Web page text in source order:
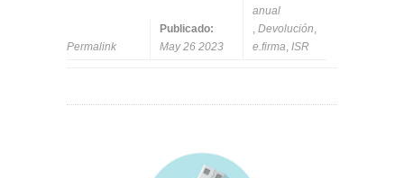
Permalink
Publicado:
May 26 2023
anual
Devolución
e.firma ISR